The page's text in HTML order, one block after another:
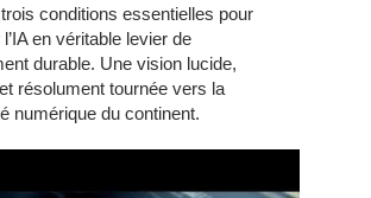
conditions essentielles pour
en véritable levier de
durable. Une vision lucide,
résolument tournée vers la
numérique du continent.